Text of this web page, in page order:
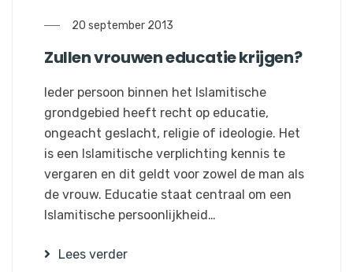
20 september 2013
Zullen vrouwen educatie krijgen?
Ieder persoon binnen het Islamitische
grondgebied heeft recht op educatie,
ongeacht geslacht, religie of ideologie. Het
is een Islamitische verplichting kennis te
vergaren en dit geldt voor zowel de man als
de vrouw. Educatie staat centraal om een
Islamitische persoonlijkheid…
Lees verder